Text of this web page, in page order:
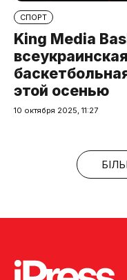
СПОРТ
King Media
этой осенью
10 октября 2025, 11:27